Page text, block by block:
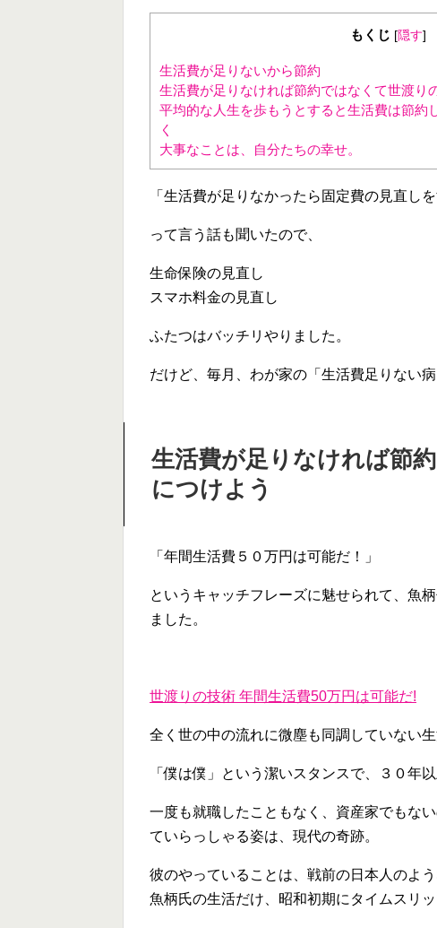
もくじ [隠す]
生活費が足りないから節約
生活費が足りなければ節約ではなくて世渡り
平均的な人生を歩もうとすると生活費は節約
く
大事なことは、自分たちの幸せ。
「生活費が足りなかったら固定費の見直し
って言う話も聞いたので、
生命保険の見直し
スマホ料金の見直し
ふたつはバッチリやりました。
だけど、毎月、わが家の「生活費足りない
生活費が足りなければ節
につけよう
「年間生活費５０万円は可能だ！」
というキャッチフレーズに魅せられて、魚
ました。
世渡りの技術 年間生活費50万円は可能だ!
全く世の中の流れに微塵も同調していない生
「僕は僕」という潔いスタンスで、３０年以
一度も就職したこともなく、資産家でもな
ていらっしゃる姿は、現代の奇跡。
彼のやっていることは、戦前の日本人のよう
魚柄氏の生活だけ、昭和初期にタイムスリ